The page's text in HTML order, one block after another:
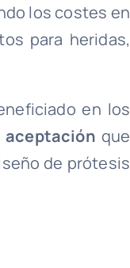
los costes en
para heridas,
en los
aceptación que
de prótesis